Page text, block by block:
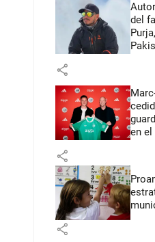
del
share
en el
share
share